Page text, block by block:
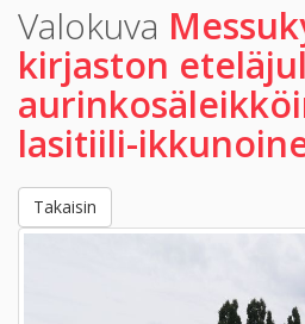
Valokuva
kirjaston
lasitiili-
Takaisin